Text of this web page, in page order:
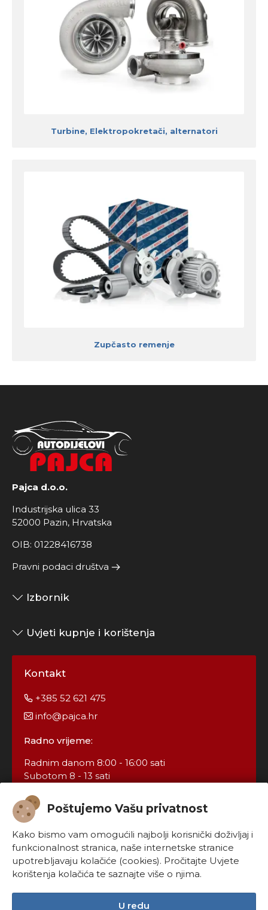
Poštujemo Vašu privatnost
Kako bismo vam omogućili najbolji korisnički doživljaj i
funkcionalnost stranica, naše internetske stranice
upotrebljavaju kolačiće (cookies). Pročitajte Uvjete
korištenja kolačića te saznajte više o njima.
U redu
Turbine, Elektropokretači, alternatori
Zupčasto remenje
Pajca d.o.o.
Industrijska ulica 33
52000 Pazin, Hrvatska
OIB: 01228416738
Pravni podaci društva
Izbornik
Uvjeti kupnje i korištenja
Kontakt
+385 52 621 475
info@pajca.hr
Radno vrijeme:
Radnim danom 8:00 - 16:00 sati
Subotom 8 - 13 sati
Konfiguriraj kolačiće